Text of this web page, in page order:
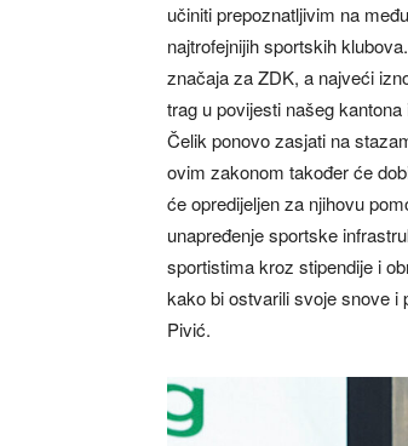
učiniti prepoznatljivim na
najtrofejnijih sportskih
značaja za ZDK, a najveći
trag u povijesti našeg
Čelik ponovo zasjati na
ovim zakonom također će
će opredijeljen za njihovu
unapređenje sportske
sportistima kroz stipendije i
kako bi ostvarili svoje snove i
Pivić.